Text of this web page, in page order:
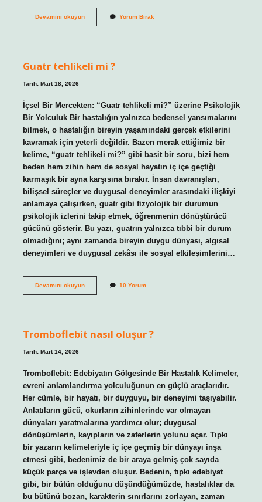
Devamını okuyunŞiir
Yorum Bırak
Guatr tehlikeli mi ?
Tarih: Mart 18, 2026
İçsel Bir Mercekten: “Guatr tehlikeli mi?” üzerine Psikolojik
Bir Yolculuk Bir hastalığın yalnızca bedensel yansımalarını
bilmek, o hastalığın bireyin yaşamındaki gerçek etkilerini
kavramak için yeterli değildir. Bazen merak ettiğimiz bir
kelime, “guatr tehlikeli mi?” gibi basit bir soru, bizi hem
beden hem zihin hem de sosyal hayatın iç içe geçtiği
karmaşık bir ayna karşısına bırakır. İnsan davranışları,
bilişsel süreçler ve duygusal deneyimler arasındaki ilişkiyi
anlamaya çalışırken, guatr gibi fizyolojik bir durumun
psikolojik izlerini takip etmek, öğrenmenin dönüştürücü
gücünü gösterir. Bu yazı, guatrın yalnızca tıbbi bir durum
olmadığını; aynı zamanda bireyin duygu dünyası, algısal
deneyimleri ve duygusal zekâsı ile sosyal etkileşimlerini…
Devamını okuyunGuatr
10 Yorum
Tromboflebit nasıl oluşur ?
Tarih: Mart 14, 2026
Tromboflebit: Edebiyatın Gölgesinde Bir Hastalık Kelimeler,
evreni anlamlandırma yolculuğunun en güçlü araçlarıdır.
Her cümle, bir hayatı, bir duyguyu, bir deneyimi taşıyabilir.
Anlatıların gücü, okurların zihinlerinde var olmayan
dünyaları yaratmalarına yardımcı olur; duygusal
dönüşümlerin, kayıpların ve zaferlerin yolunu açar. Tıpkı
bir yazarın kelimeleriyle iç içe geçmiş bir dünyayı inşa
etmesi gibi, bedenimiz de bir araya gelmiş çok sayıda
küçük parça ve işlevden oluşur. Bedenin, tıpkı edebiyat
gibi, bir bütün olduğunu düşündüğümüzde, hastalıklar da
bu bütünü bozan, karakterin sınırlarını zorlayan, zaman